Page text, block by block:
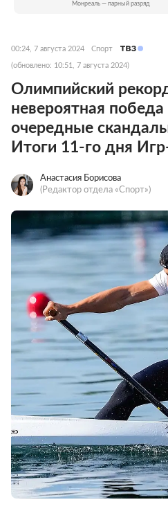
Монреаль — парный разряд
00:24, 7 августа 2024 Спорт
(обновлено: 10:51, 7 августа 2024)
Олимпийский
невероятная победа
очередные
Итоги 11-го дня
Анастасия Борисова
(Редактор отдела «Спорт»)